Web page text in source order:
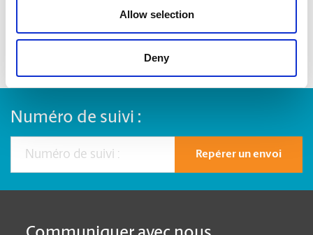
Allow selection
Deny
Numéro de suivi :
Repérer un envoi